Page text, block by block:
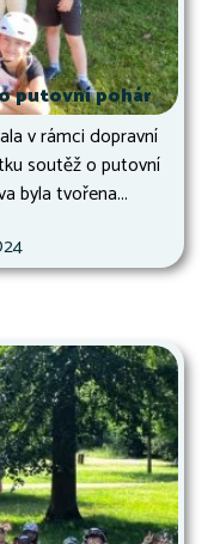
putovní pohár
v rámci dopravní
soutěž o putovní
byla tvořena...